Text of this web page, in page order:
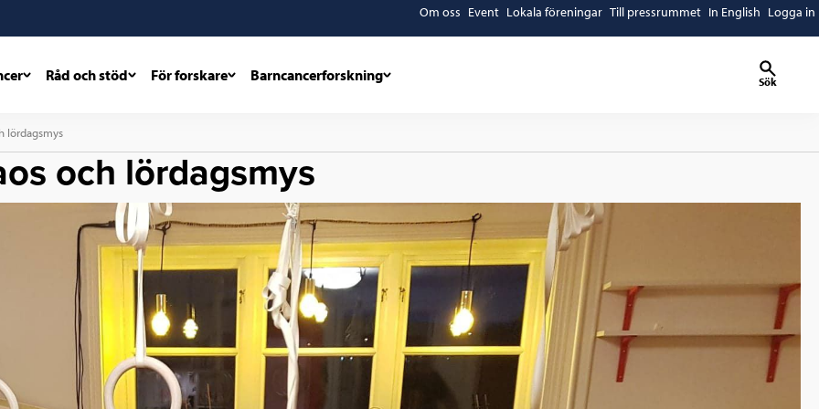
Om oss Event Lokala föreningar Till pressrummet In English Logga in
Råd och stöd För forskare Barncancerforskning Sök
lördagsmys
och lördagsmys